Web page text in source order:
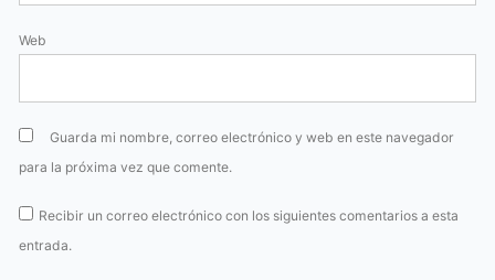
Web
Guarda mi nombre, correo electrónico y web en este navegador
para la próxima vez que comente.
Recibir un correo electrónico con los siguientes comentarios a esta
entrada.